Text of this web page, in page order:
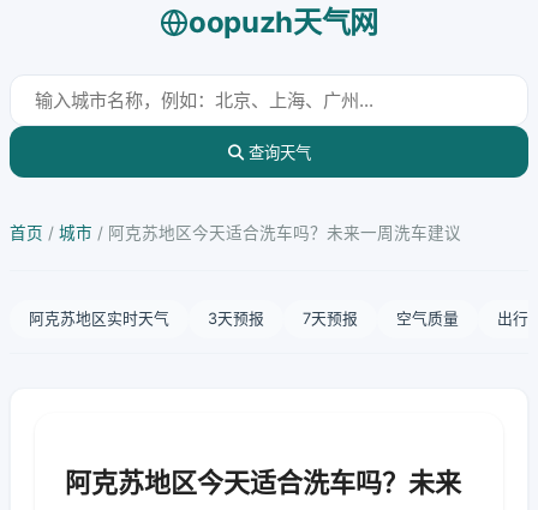
oopuzh天气网
查询天气
首页 / 城市 / 阿克苏地区今天适合洗车吗？未来一周洗车建议
阿克苏地区实时天气 3天预报 7天预报 空气质量 出行
阿克苏地区今天适合洗车吗？未来